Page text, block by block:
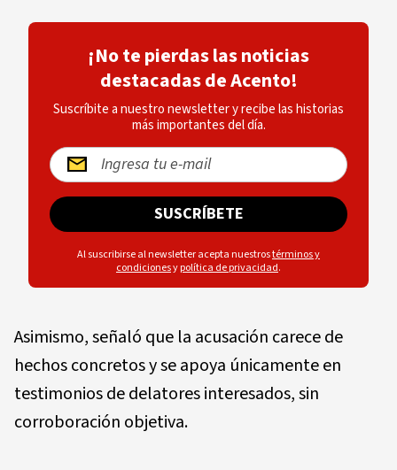
¡No te pierdas las noticias
destacadas de Acento!
Suscríbite a nuestro newsletter y recibe las historias
más importantes del día.
SUSCRÍBETE
Al suscribirse al newsletter acepta nuestrostérminos y
condicionesypolítica de privacidad.
Asimismo, señaló que la acusación carece de
hechos concretos y se apoya únicamente en
testimonios de delatores interesados, sin
corroboración objetiva.